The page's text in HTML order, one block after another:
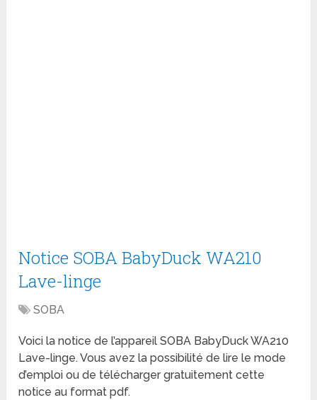
Notice SOBA BabyDuck WA210
Lave-linge
SOBA
Voici la notice de l’appareil SOBA BabyDuck WA210
Lave-linge. Vous avez la possibilité de lire le mode
d’emploi ou de télécharger gratuitement cette
notice au format pdf.